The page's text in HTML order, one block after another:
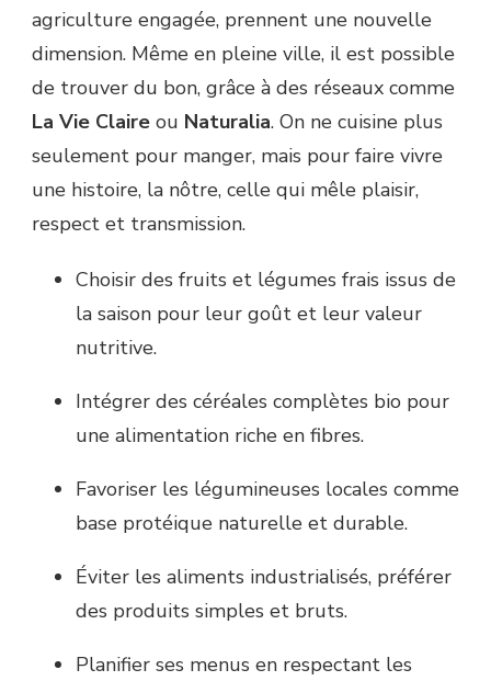
agriculture engagée, prennent une nouvelle
dimension. Même en pleine ville, il est possible
de trouver du bon, grâce à des réseaux comme
La Vie Claire ou Naturalia. On ne cuisine plus
seulement pour manger, mais pour faire vivre
une histoire, la nôtre, celle qui mêle plaisir,
respect et transmission.
Choisir des fruits et légumes frais issus de
la saison pour leur goût et leur valeur
nutritive.
Intégrer des céréales complètes bio pour
une alimentation riche en fibres.
Favoriser les légumineuses locales comme
base protéique naturelle et durable.
Éviter les aliments industrialisés, préférer
des produits simples et bruts.
Planifier ses menus en respectant les